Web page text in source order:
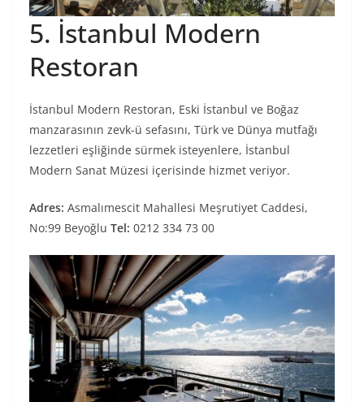
5. İstanbul Modern
Restoran
İstanbul Modern Restoran, Eski İstanbul ve Boğaz
manzarasının zevk-ü sefasını, Türk ve Dünya mutfağı
lezzetleri eşliğinde sürmek isteyenlere, İstanbul
Modern Sanat Müzesi içerisinde hizmet veriyor.
Adres: Asmalımescit Mahallesi Meşrutiyet Caddesi,
No:99 Beyoğlu Tel: 0212 334 73 00